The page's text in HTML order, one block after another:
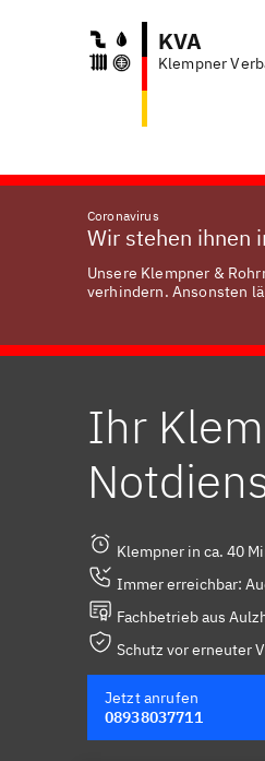
KVA
Klempner
Coronavirus
Wir stehen ihnen
Unsere Klempner &
verhindern. Ansonsten
Ihr
Klempner in ca. 40
Immer erreichbar:
Fachbetrieb aus
Schutz vor erneuter
Jetzt anrufen
08938037711